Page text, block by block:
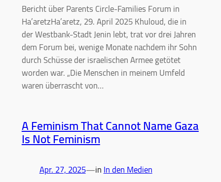
Bericht über Parents Circle-Families Forum in
Ha’aretzHa’aretz, 29. April 2025 Khuloud, die in
der Westbank-Stadt Jenin lebt, trat vor drei Jahren
dem Forum bei, wenige Monate nachdem ihr Sohn
durch Schüsse der israelischen Armee getötet
worden war. „Die Menschen in meinem Umfeld
waren überrascht von…
A Feminism That Cannot Name Gaza
Is Not Feminism
Apr. 27, 2025—inIn den Medien